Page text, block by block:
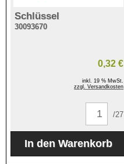
Schlüssel
30093670
0,32 €
inkl. 19 % MwSt.
zzgl. Versandkosten
/27